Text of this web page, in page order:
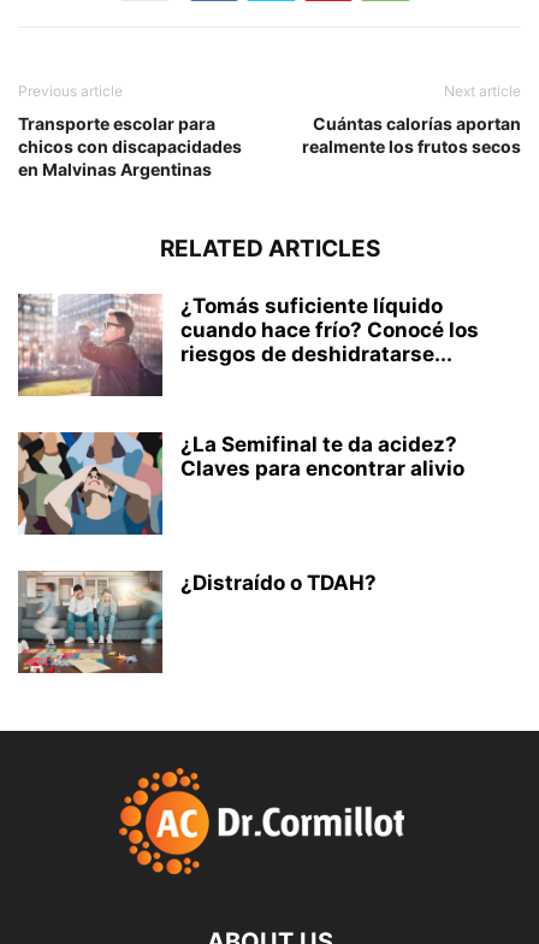
Previous article
Transporte escolar para
chicos con discapacidades
en Malvinas Argentinas
Next article
Cuántas calorías aportan
realmente los frutos secos
RELATED ARTICLES
¿Tomás suficiente líquido
cuando hace frío? Conocé los
riesgos de deshidratarse...
¿La Semifinal te da acidez?
Claves para encontrar alivio
¿Distraído o TDAH?